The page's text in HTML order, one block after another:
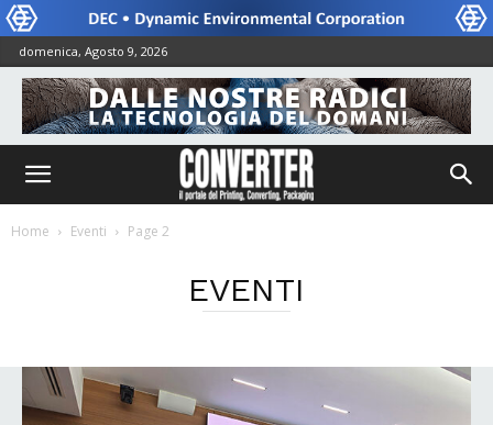
domenica, Agosto 9, 2026
Home Eventi Page 2
EVENTI